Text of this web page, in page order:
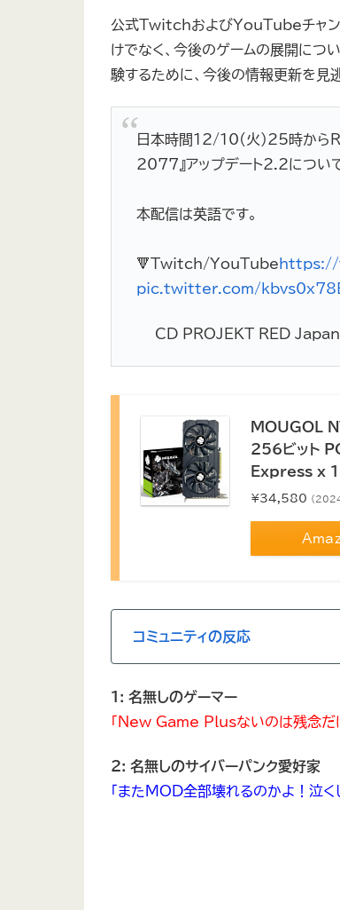
公式TwitchおよびYouTubeチャン
けでなく、今後のゲームの展開につ
験するために、今後の情報更新を見
日本時間12/10(火)25時から
2077』アップデート2.2につい
本配信は英語です。
🔻Twitch/YouTube https://
pic.twitter.com/
— CD PROJEKT RED
MOUGOL
256ビット
Express x 16
¥34,580 （
コミュニティの反応
1: 名無しのゲーマー
「New Game Plusないのは残念だ
2: 名無しのサイバーパンク愛好家
「またMOD全部壊れるのかよ！泣く